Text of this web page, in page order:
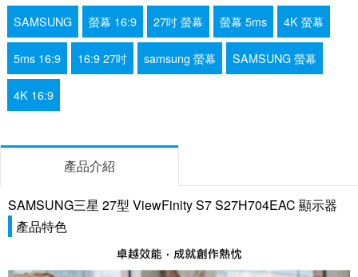
SAMSUNG
螢幕 16:9 27吋 螢幕 螢幕 5ms 4K 螢幕
5ms 16:9 16:9 27吋 samsung 螢幕 SAMSUNG 螢幕
4K 16:9
產品介紹
SAMSUNG三星 27型 ViewFinity S7 S27H704EAC 顯示器
產品特色